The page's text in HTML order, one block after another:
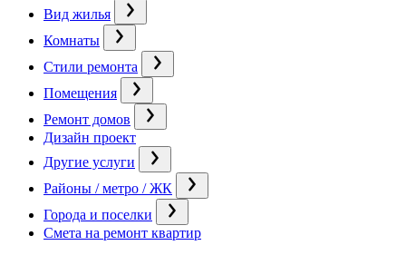
Вид жилья
Комнаты
Стили ремонта
Помещения
Ремонт домов
Дизайн проект
Другие услуги
Районы / метро / ЖК
Города и поселки
Смета на ремонт квартир